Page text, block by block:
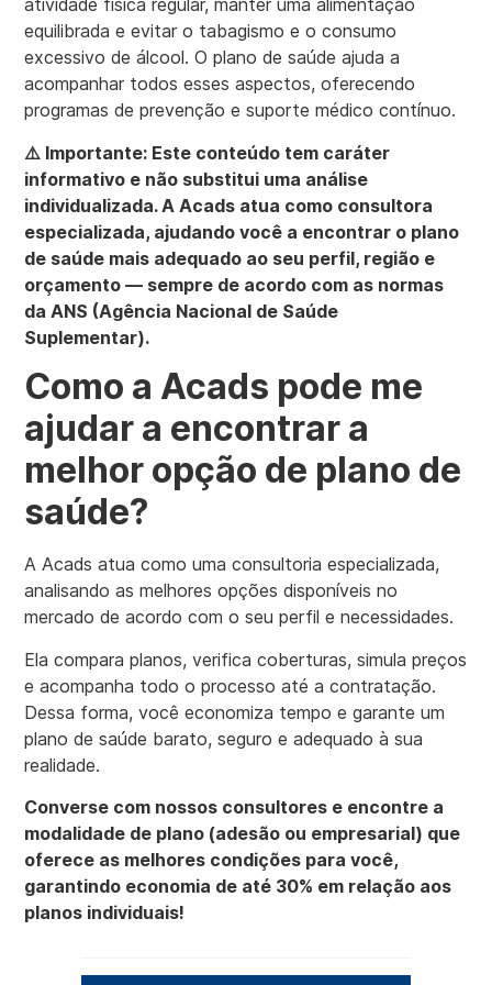
atividade física regular, manter uma alimentação
equilibrada e evitar o tabagismo e o consumo
excessivo de álcool. O plano de saúde ajuda a
acompanhar todos esses aspectos, oferecendo
programas de prevenção e suporte médico contínuo.
⚠️ Importante: Este conteúdo tem caráter
informativo e não substitui uma análise
individualizada. A Acads atua como consultora
especializada, ajudando você a encontrar o plano
de saúde mais adequado ao seu perfil, região e
orçamento — sempre de acordo com as normas
da ANS (Agência Nacional de Saúde
Suplementar).
Como a Acads pode me
ajudar a encontrar a
melhor opção de plano de
saúde?
A Acads atua como uma consultoria especializada,
analisando as melhores opções disponíveis no
mercado de acordo com o seu perfil e necessidades.
Ela compara planos, verifica coberturas, simula preços
e acompanha todo o processo até a contratação.
Dessa forma, você economiza tempo e garante um
plano de saúde barato, seguro e adequado à sua
realidade.
Converse com nossos consultores e encontre a
modalidade de plano (adesão ou empresarial) que
oferece as melhores condições para você,
garantindo economia de até 30% em relação aos
planos individuais!